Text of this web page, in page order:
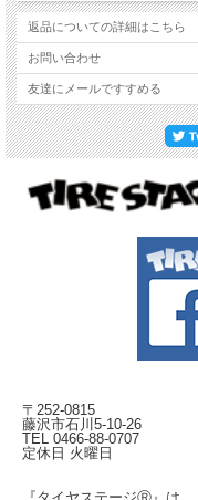
返品についての詳細はこちら
お問い合わせ
友達にメールですすめる
〒252-0815
藤沢市石川5-10-26
TEL 0466-88-0707
定休日 火曜日